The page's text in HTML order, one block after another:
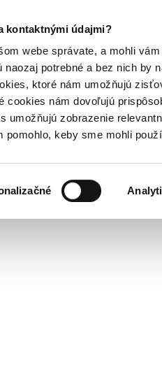
kontaktnými údajmi?
webe správate, a mohli
potrebné a bez nich by
ktoré nám umožňujú
cookies nám dovoľujú
umožňujú zobrazenie
pomohlo, keby sme mohli